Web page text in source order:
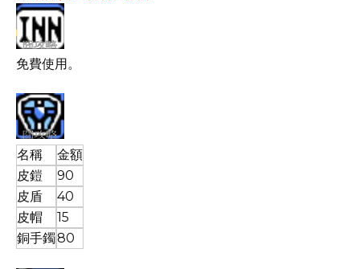
免費使用。
名稱
金額
皮鎧
90
皮盾
40
皮帽
15
銅手鐲80